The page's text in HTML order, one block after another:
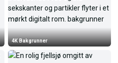
4K Bakgrunner